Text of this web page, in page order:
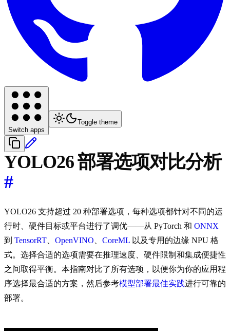
Switch apps
Toggle theme
YOLO26 部署选项对比分析
#
YOLO26 支持超过 20 种部署选项，每种选项都针对不同的运
行时、硬件目标或平台进行了调优——从 PyTorch 和 ONNX
到 TensorRT OpenVINO CoreML 以及专用的边缘 NPU 格
式。选择合适的选项需要在推理速度、硬件限制和集成便捷性
之间取得平衡。本指南对比了所有选项，以便你为你的应用程
序选择最合适的方案，然后参考模型部署最佳实践进行可靠的
部署。